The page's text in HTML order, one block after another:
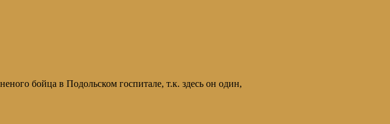
бойца в Подольском госпитале, т.к. здесь он один,